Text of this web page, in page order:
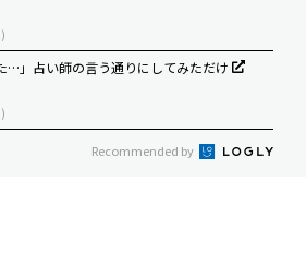
…」占い師の言う通りにしてみただけ
Recommended by